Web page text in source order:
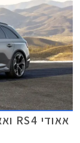
מרצדס CLE.
אאודי RS4 ואאודי RS5 קומפטישן נחשפות